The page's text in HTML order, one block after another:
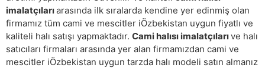
imalatçılarıarasında ilk sıralarda kendine yer edinmiş olan
firmamız tüm cami ve mescitler iÖzbekistan uygun fiyatlı ve
kaliteli halı satışı yapmaktadır. Cami halısı imalatçılarıve halı
satıcıları firmaları arasında yer alan firmamızdan cami ve
mescitler iÖzbekistan uygun tarzda halı modeli satın almanız